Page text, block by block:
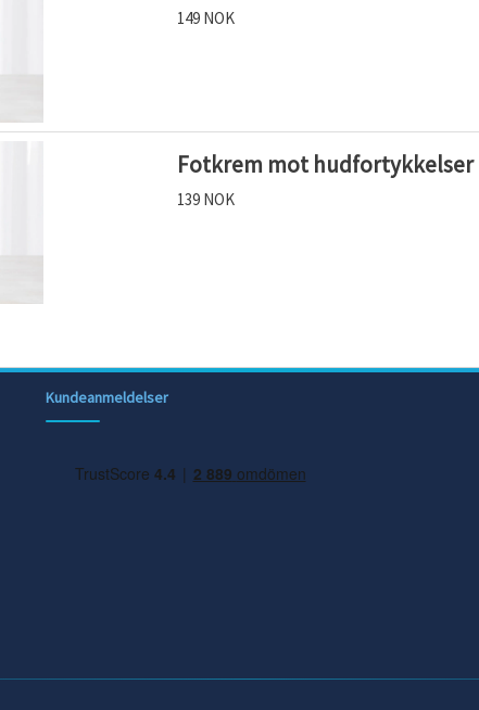
149 NOK
Fotkrem mot hudfortykkelser
139 NOK
Kundeanmeldelser